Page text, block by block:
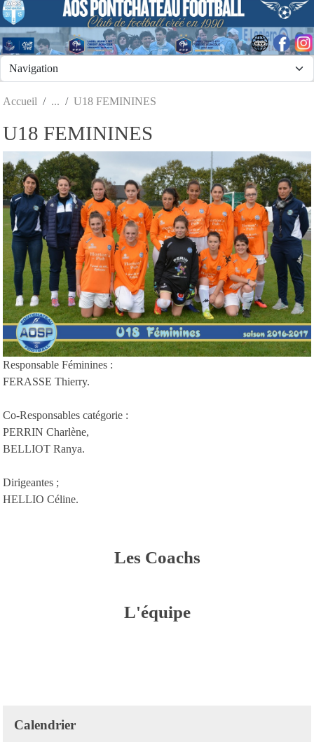
Accueil U18 FEMININES
U18 FEMININES
Responsable Féminines :
FERASSE Thierry.
Co-Responsables catégorie :
PERRIN Charlène,
BELLIOT Ranya.
Dirigeantes ;
HELLIO Céline.
Les Coachs
L'équipe
Calendrier
Panneau de gestion des cookies